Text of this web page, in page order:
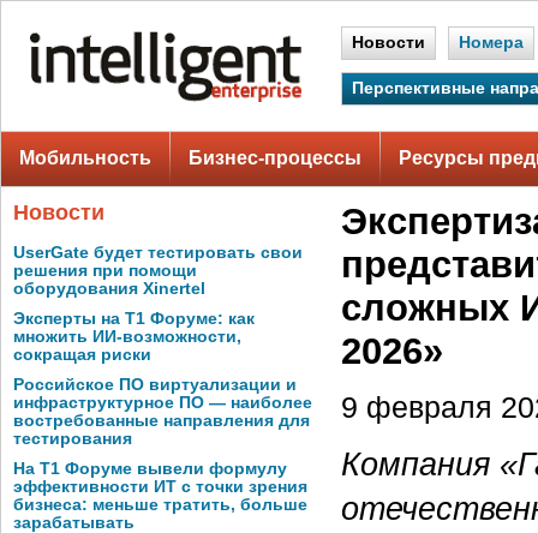
Новости Номера
Перспективные
Мобильность Бизнес-процессы Ресурсы
Новости
UserGate будет тестировать свои
решения при помощи
оборудования Xinertel
Эксперты на Т1 Форуме: как
множить ИИ-возможности,
сокращая риски
Российское ПО виртуализации и
инфраструктурное ПО — наиболее
востребованные направления для
тестирования
На Т1 Форуме вывели формулу
эффективности ИТ с точки зрения
бизнеса: меньше тратить, больше
зарабатывать
сложных
2026»
9 февраля
Компания